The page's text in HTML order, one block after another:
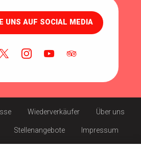
UNS AUF SOCIAL MEDIA
Wiederverkäufer Über uns
Stellenangebote Impressum